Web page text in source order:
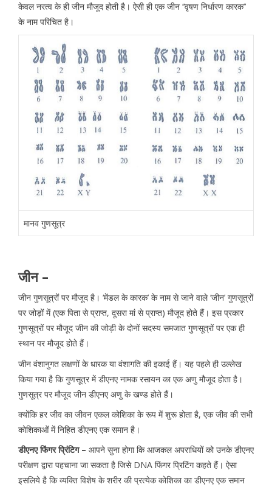
केवल नरत्व के ही जीन मौजूद होती है। ऐसी ही एक जीन ‘‘वृषण निर्धारण कारक’’
के नाम परिचित है।
मानव गुणसूत्र
जीन –
जीन गुणसूत्रों पर मौजूद है। ‘मेंडल के कारक’ के नाम से जाने वाले ‘जीन’ गुणसूत्रों
पर जोड़ों में (एक पिता से प्राप्त, दूसरा मां से प्राप्त) मौजूद होते हैं। इस प्रकार
गुणसूत्रों पर मौजूद जीन की जोड़ी के दोनों सदस्य समजात गुणसूत्रों पर एक ही
स्थान पर मौजूद होते हैं।
जीन वंशानुगत लक्षणों के धारक या वंशागति की इकाई हैं। यह पहले ही उल्लेख
किया गया है कि गुणसूत्र में डीएनए नामक रसायन का एक अणु मौजूद होता है।
गुणसूत्र पर मौजूद जीन डीएनए अणु के खण्ड होते हैं।
क्योंकि हर जीव का जीवन एकल कोशिका के रूप में शुरू होता है, एक जीव की सभी
कोशिकाओं में निहित डीएनए एक समान है।
डीएनए फिंगर प्रिंटिग – आपने सुना होगा कि आजकल अपराधियों को उनके डीएनए
परीक्षण द्वारा पहचाना जा सकता है जिसे DNA फिंगर प्रिटिंग कहते हैं। ऐसा
इसलिये है कि व्यक्ति विशेष के शरीर की प्रत्येक कोशिका का डीएनए एक समान